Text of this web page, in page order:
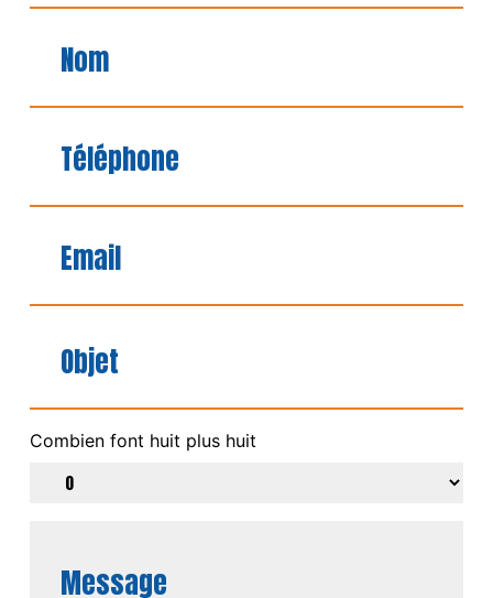
Combien font huit plus huit